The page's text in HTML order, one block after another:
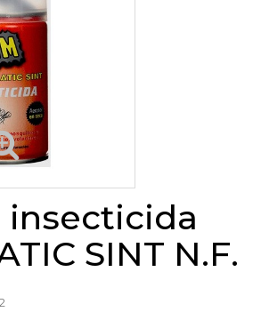
insecticida
SINT N.F.